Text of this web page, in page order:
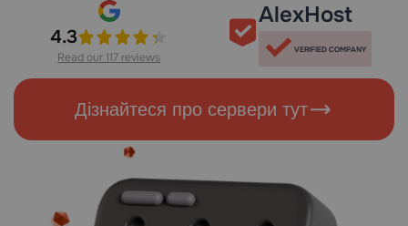
4.3
Read our 117 reviews
AlexHost
VERIFIED COMPANY
Дізнайтеся про сервери тут